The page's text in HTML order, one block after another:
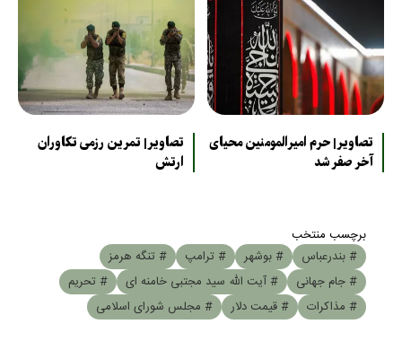
تصاویر| حرم امیرالمومنین محیای
آخر صفر شد
تصاویر| تمرین رزمی تکاوران
ارتش
برچسب منتخب
# بندرعباس
# بوشهر # ترامپ
# تنگه هرمز
# جام جهانی
# آیت الله سید مجتبی خامنه ای
# تحریم
# مذاکرات
# قیمت دلار # مجلس شورای اسلامی